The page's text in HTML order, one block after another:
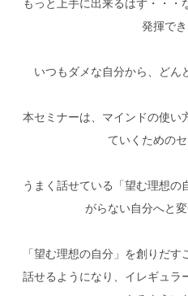
もっと上手に出来るはず・・
発揮でき
いつもダメな自分から、どん
本セミナーは、マインドの使い
ていくためのセ
うまく話せている「望む理想の
がらない自分へと変
「 望む理想の自分 」を創りだす
話せるようになり、イレギュラ